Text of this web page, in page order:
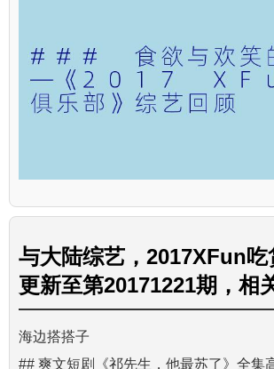
与大陆综艺，2017XFun吃
更新至第20171221期， 相
海边搭搭子
## 爽文短剧《祁先生，他最苏了》全集